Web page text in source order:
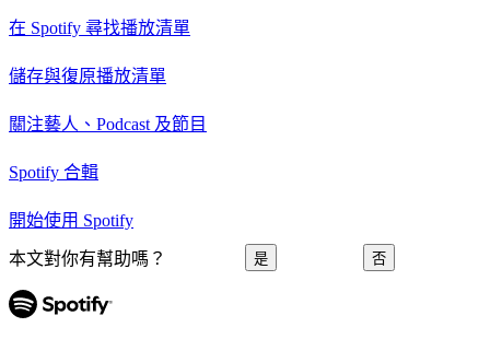
在 Spotify 尋找播放清單
儲存與復原播放清單
關注藝人、Podcast 及節目
Spotify 合輯
開始使用 Spotify
本文對你有幫助嗎？ 是 否